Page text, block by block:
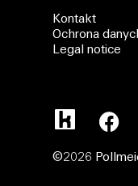
Kontakt
Ochrona
Legal notice
©2026